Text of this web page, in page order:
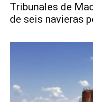
Tribunales de
de seis navieras